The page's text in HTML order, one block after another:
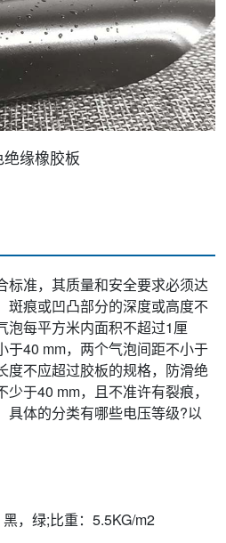
绝缘橡胶板
标准，其质量和安全要求必须达
斑痕或凹凸部分的深度或高度不
泡每平方米内面积不超过1厘
于40 mm，两个气泡间距不小于
度不应超过胶板的规格，防滑绝
于40 mm，且不准许有裂痕，
具体的分类有哪些电压等级?以
，绿;比重：5.5KG/m2